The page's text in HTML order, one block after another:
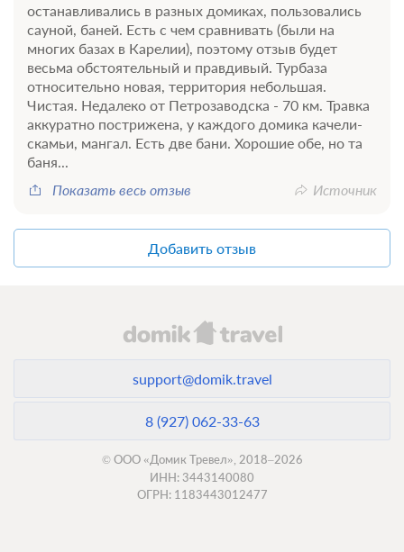
останавливались в разных домиках, пользовались
сауной, баней. Есть с чем сравнивать (были на
многих базах в Карелии), поэтому отзыв будет
весьма обстоятельный и правдивый. Турбаза
относительно новая, территория небольшая.
Чистая. Недалеко от Петрозаводска - 70 км. Травка
аккуратно пострижена, у каждого домика качели-
скамьи, мангал. Есть две бани. Хорошие обе, но та
баня...
Показать весь отзыв
Источник
Добавить отзыв
support@domik.travel
8 (927) 062-33-63
© ООО «Домик Тревел», 2018–2026
ИНН: 3443140080
ОГРН: 1183443012477